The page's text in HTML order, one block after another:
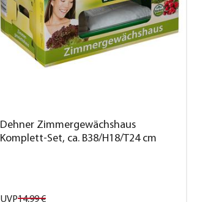
Dehner Zimmergewächshaus
Komplett-Set, ca. B38/H18/T24 cm
UVP14,99€